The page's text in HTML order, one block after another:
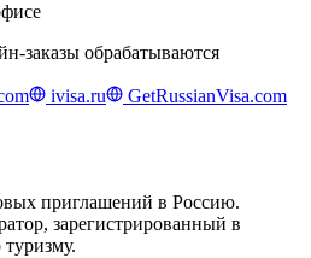
заказы обрабатываются
ivisa.ru
GetRussianVisa.com
приглашений в Россию.
зарегистрированный в